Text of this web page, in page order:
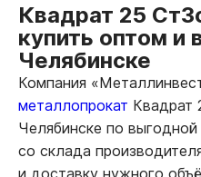
Квадрат 25
купить оптом и
Челябинске
Компания
металлопрокат Квадрат
Челябинске по
со склада
и доставку нужного